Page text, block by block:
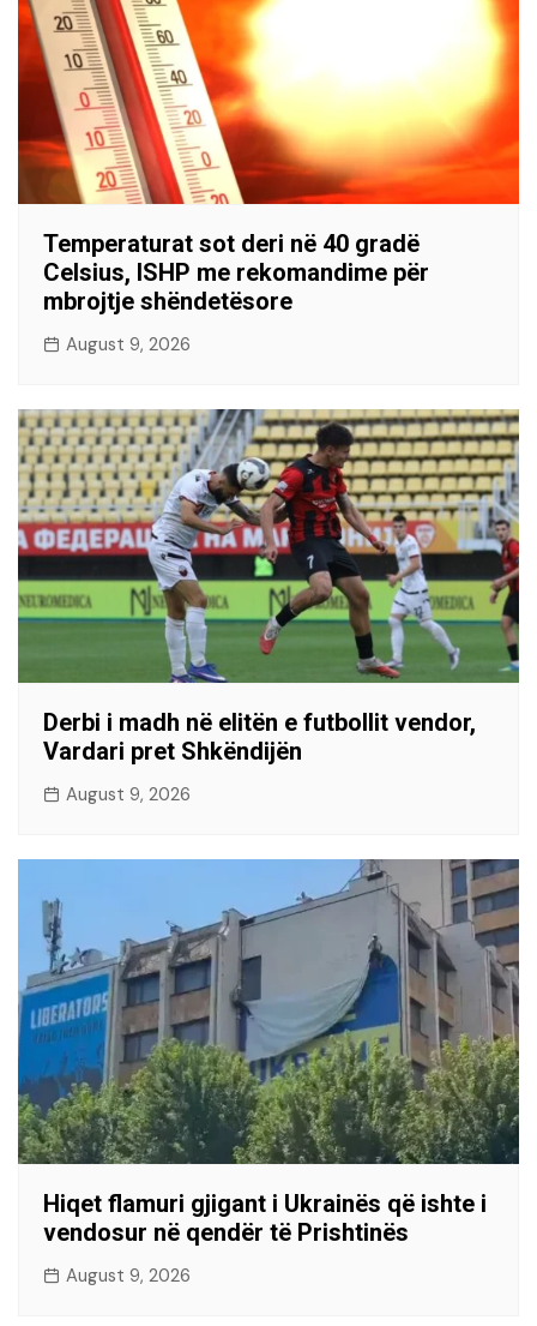
Temperaturat sot deri në 40 gradë
Celsius, ISHP me rekomandime për
mbrojtje shëndetësore
August 9, 2026
Derbi i madh në elitën e futbollit vendor,
Vardari pret Shkëndijën
August 9, 2026
Hiqet flamuri gjigant i Ukrainës që ishte i
vendosur në qendër të Prishtinës
August 9, 2026